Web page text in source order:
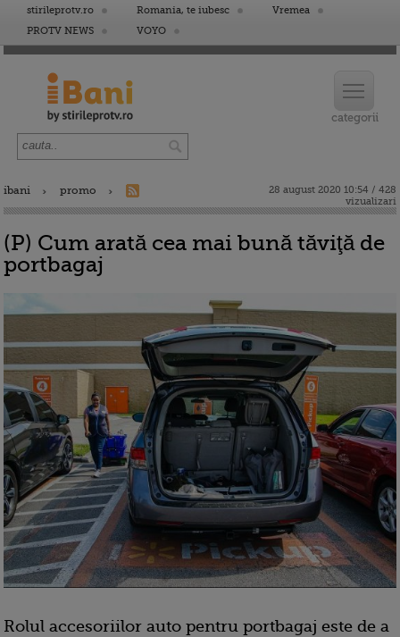
stirileprotv.ro Romania, te iubesc
Vremea
PROTV NEWS
VOYO
ibani promo
28 august 2020 10:54 / 428
vizualizari
(P) Cum arată cea mai bună tăviţă de
portbagaj
Rolul accesoriilor auto pentru portbagaj este de a